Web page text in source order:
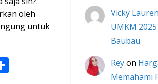
oleh
untuk
S
Vicky
UMKM
Baubau
Reyon
Memahami